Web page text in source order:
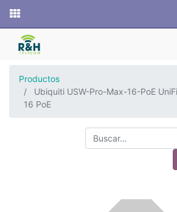
Productos
Ubiquiti USW-Pro-Max-16-PoE
16 PoE